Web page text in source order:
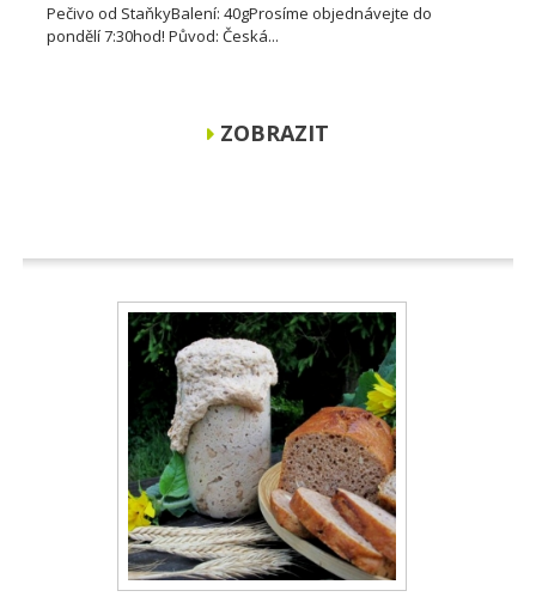
Pečivo od StaňkyBalení: 40gProsíme objednávejte do
pondělí 7:30hod! Původ: Česká...
ZOBRAZIT